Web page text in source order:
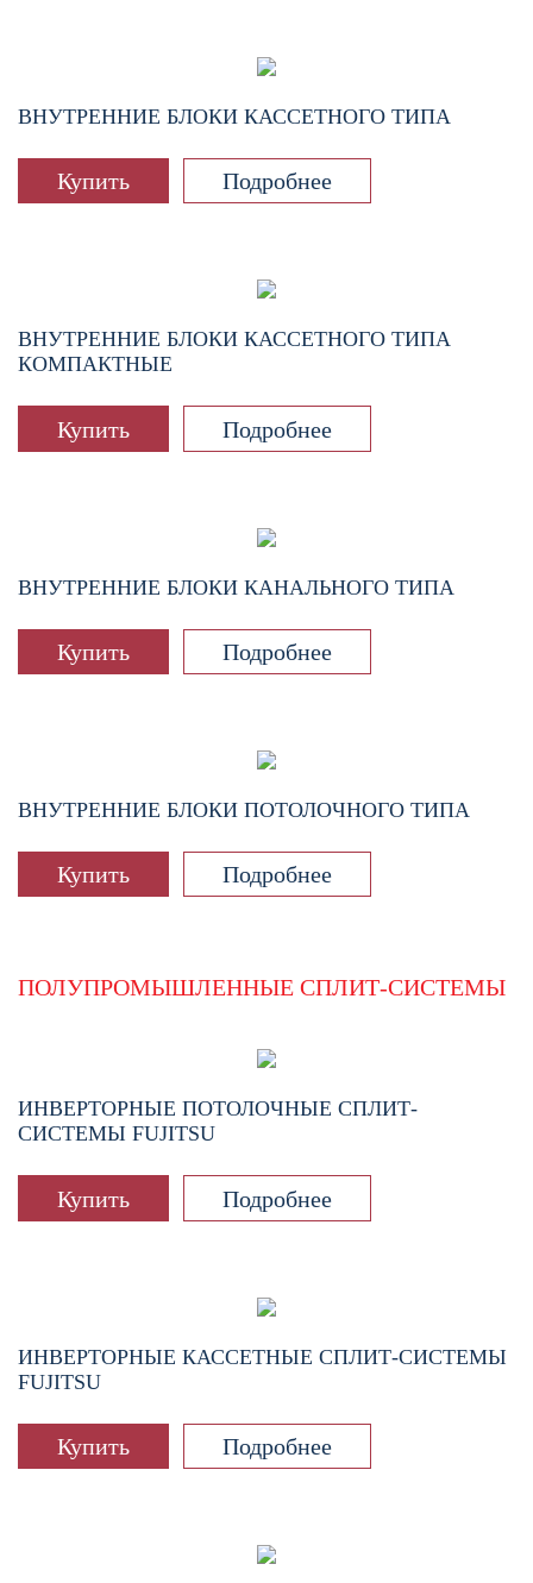
ВНУТРЕННИЕ БЛОКИ КАССЕТНОГО ТИПА
Купить Подробнее
ВНУТРЕННИЕ БЛОКИ КАССЕТНОГО ТИПА
КОМПАКТНЫЕ
Купить Подробнее
ВНУТРЕННИЕ БЛОКИ КАНАЛЬНОГО ТИПА
Купить Подробнее
ВНУТРЕННИЕ БЛОКИ ПОТОЛОЧНОГО ТИПА
Купить Подробнее
ПОЛУПРОМЫШЛЕННЫЕ СПЛИТ-СИСТЕМЫ
ИНВЕРТОРНЫЕ ПОТОЛОЧНЫЕ СПЛИТ-
СИСТЕМЫ FUJITSU
Купить Подробнее
ИНВЕРТОРНЫЕ КАССЕТНЫЕ СПЛИТ-СИСТЕМЫ
FUJITSU
Купить Подробнее